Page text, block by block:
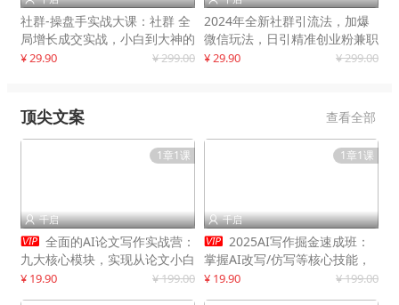
社群-操盘手实战大课：社群 全
局增长成交实战，小白到大神的
进阶之路
¥ 29.90 ¥ 299.00
2024年全新社群引流法，加爆
微信玩法，日引精准创业粉兼职
粉200+
¥ 29.90 ¥ 299.00
顶尖文案 查看全部
1章1课
 千启
 全面的AI论文写作实战营：
九大核心模块，实现从论文小白
到高效产出的跨越
¥ 19.90 ¥ 199.00
1章1课
 千启
 2025AI写作掘金速成班：
掌握AI改写/仿写等核心技能，
实现单篇文案变现500+
¥ 19.90 ¥ 199.00